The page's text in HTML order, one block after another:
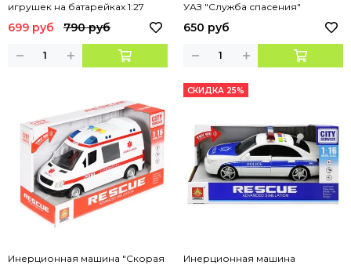
игрушек на батарейках 1:27
699 руб 790 руб
УАЗ "Служба спасения"
свет,звук 1:27
650 руб
Инерционная машина "Скорая
СКИДКА 25%
Инерционная машина